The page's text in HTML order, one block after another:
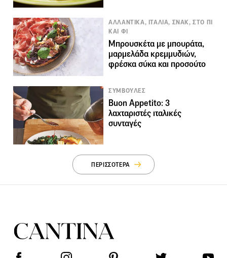
ΑΛΛΑΝΤΙΚΑ, ΙΤΑΛΙΑ, ΣΝΑΚ, ΣΤΟ ΠΙ
ΚΑΙ ΦΙ
Μπρουσκέτα με μπουράτα,
μαρμελάδα κρεμμυδιών,
φρέσκα σύκα και προσούτο
ΣΥΜΒΟΥΛΕΣ
Buon Appetito: 3
λαχταριστές ιταλικές
συνταγές
ΠΕΡΙΣΣΟΤΕΡΑ